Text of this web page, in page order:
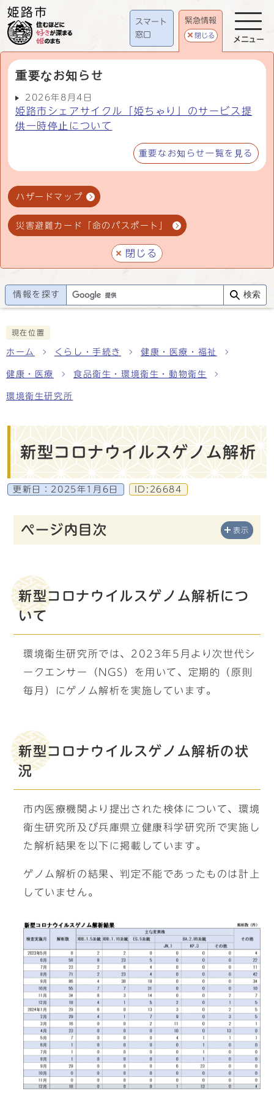
スマート
窓口
緊急情報
閉じる
重要なお知らせ
2026年8月4日
姫路市シェアサイクル「姫ちゃり」のサービス提
供一時停止について
重要なお知らせ一覧を見る
ハザードマップ
災害避難カード「命のパスポート」
閉じる
メニュー
情報を探す 検索
現在位置
ホーム くらし・手続き 健康・医療・福祉
健康・医療 食品衛生・環境衛生・動物衛生
環境衛生研究所
新型コロナウイルスゲノム解析
更新日： 2025年1月6日 ID:26684
ページ内目次 表示
新型コロナウイルスゲノム解析につ
いて
環境衛生研究所では、2023年5月より次世代シ
ークエンサー（NGS）を用いて、定期的（原則
毎月）にゲノム解析を実施しています。
新型コロナウイルスゲノム解析の状
況
市内医療機関より提出された検体について、環境
衛生研究所及び兵庫県立健康科学研究所で実施し
た解析結果を以下に掲載しています。
ゲノム解析の結果、判定不能であったものは計上
していません。